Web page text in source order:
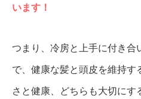
います！
つまり、冷房と上手に付き合
で、健康な髪と頭皮を維持す
さと健康、どちらも大切に